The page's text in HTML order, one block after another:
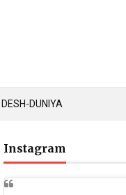
DESH-DUNIYA
Instagram